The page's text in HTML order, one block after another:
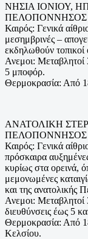
ΝΗΣΙΑ ΙΟΝΙΟΥ,
ΠΕΛΟΠΟΝΝΗΣΟΣ
Καιρός: Γενικά
μεσημβρινές –
εκδηλωθούν τοπικοί
Ανεμοι: Μεταβλητοί
5 μποφόρ.
Θερμοκρασία: Από
ΑΝΑΤΟΛΙΚΗ
ΠΕΛΟΠΟΝΝΗΣΟΣ
Καιρός: Γενικά
πρόσκαιρα
κυρίως στα ορεινά,
μεμονωμένες
και της ανατολικής
Ανεμοι: Μεταβλητοί
διευθύνσεις έως 5
Θερμοκρασία: Από
Κελσίου.